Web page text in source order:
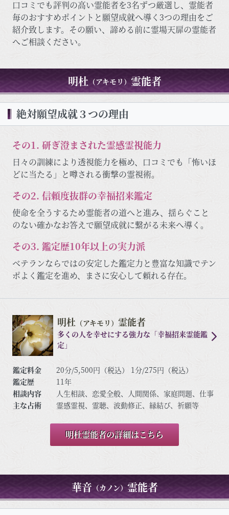
口コミでも評判の高い霊能者を3名ずつ厳選し、霊能者
毎のおすすめポイントと願望成就へ導く3つの理由をご
紹介致します。その願い、諦める前に霊場天扉の霊能者
へご相談ください。
明杜 （アキモリ）霊能者
絶対願望成就３つの理由
その1. 研ぎ澄まされた霊感霊視能力
日々の訓練により透視能力を極め、口コミでも「怖いほ
どに当たる」と噂される衝撃の霊視術。
その2. 信頼度抜群の幸福招来鑑定
使命を全うするため霊能者の道へと進み、揺らぐこと
のない確かなお答えで願望成就に繋がる未来へ導く。
その3. 鑑定歴10年以上の実力派
ベテランならではの安定した鑑定力と豊富な知識でテン
ポよく鑑定を進め、まさに安心して頼れる存在。
明杜 （アキモリ） 霊能者
多くの人を幸せにする強力な「幸福招来霊能鑑
定」
鑑定料金
20分/5,500円（税込） 1分/275円（税込）
鑑定歴
11年
相談内容
人生相談、恋愛全般、人間関係、家庭問題、仕事
主な占術
霊感霊視、霊聴、波動修正、縁結び、祈願等
明杜霊能者の詳細はこちら
華音 （カノン） 霊能者